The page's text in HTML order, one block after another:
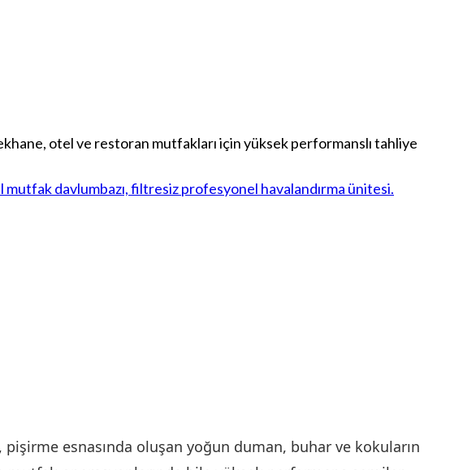
otel ve restoran mutfakları için yüksek performanslı tahliye
, pişirme esnasında oluşan yoğun duman, buhar ve kokuların